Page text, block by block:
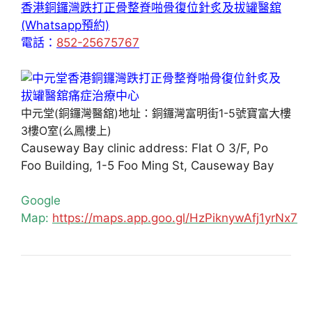
香港銅鑼灣跌打正骨整脊啪骨復位針炙及拔罐醫舘
(Whatsapp預約)
電話： 852-25675767
中元堂(銅鑼灣醫舘)地址：銅鑼灣富明街1-5號寶富大樓
3樓O室(么鳳樓上)
Causeway Bay clinic address: Flat O 3/F, Po
Foo Building, 1-5 Foo Ming St, Causeway Bay
Google
Map: https://maps.app.goo.gl/HzPiknywAfj1yrNx7